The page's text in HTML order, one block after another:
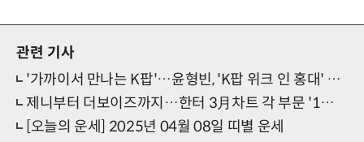
관련 기사
'가까이서 만나는 K팝'…윤형빈, 'K팝 위크 인 홍대' 5月 개최
제니부터 더보이즈까지…한터 3月차트 각 부문 '1위' 등극
[오늘의 운세] 2025년 04월 08일 띠별 운세